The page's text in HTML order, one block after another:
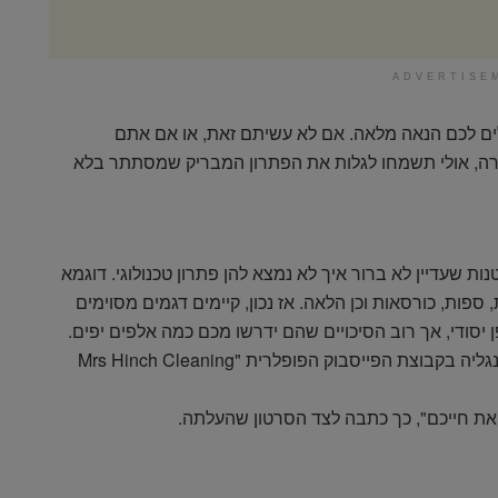
לכם הנאה מלאה. אם לא עשיתם זאת, או אם אתם
אולי תשמחו לגלות את הפתרון המבריק שמסתתר בלא
לא ברור איך לא נמצא להן פתרון טכנולוגי. דוגמא
כורסאות וכן הלאה. אז נכון, קיימים דגמים מסוימים
אך רוב הסיכויים שהם ידרשו מכם כמה אלפים יפים.
זו ככל הנראה הסיבה, שהפוסט הזה שפרסמה אם אנגליה בקבוצת הפייסבוק הפופלרית "Mrs Hinch Cleaning
חייכם", כך כתבה לצד הסרטון שהעלתה.